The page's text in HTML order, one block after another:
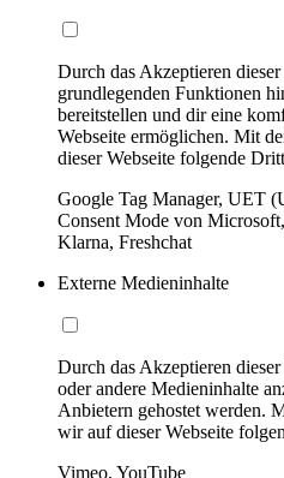
Durch das Akzeptieren
grundlegenden Funktionen
bereitstellen und dir eine
Webseite ermöglichen. Mit
dieser Webseite folgende
Google Tag Manager, UET
Consent Mode von
Klarna, Freshchat
Externe Medieninhalte
Durch das Akzeptieren
oder andere Medieninhalte
Anbietern gehostet werden.
wir auf dieser Webseite
Vimeo, YouTube